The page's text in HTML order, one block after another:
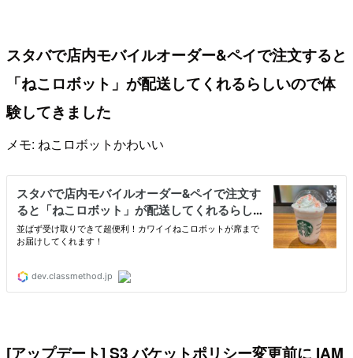
スタバで店内モバイルオーダー&ペイで注文すると
「ねこロボット」が配送してくれるらしいので体
験してきました
メモ: ねこロボットかわいい
[アップデート] S3 バケットポリシー変更前に IAM